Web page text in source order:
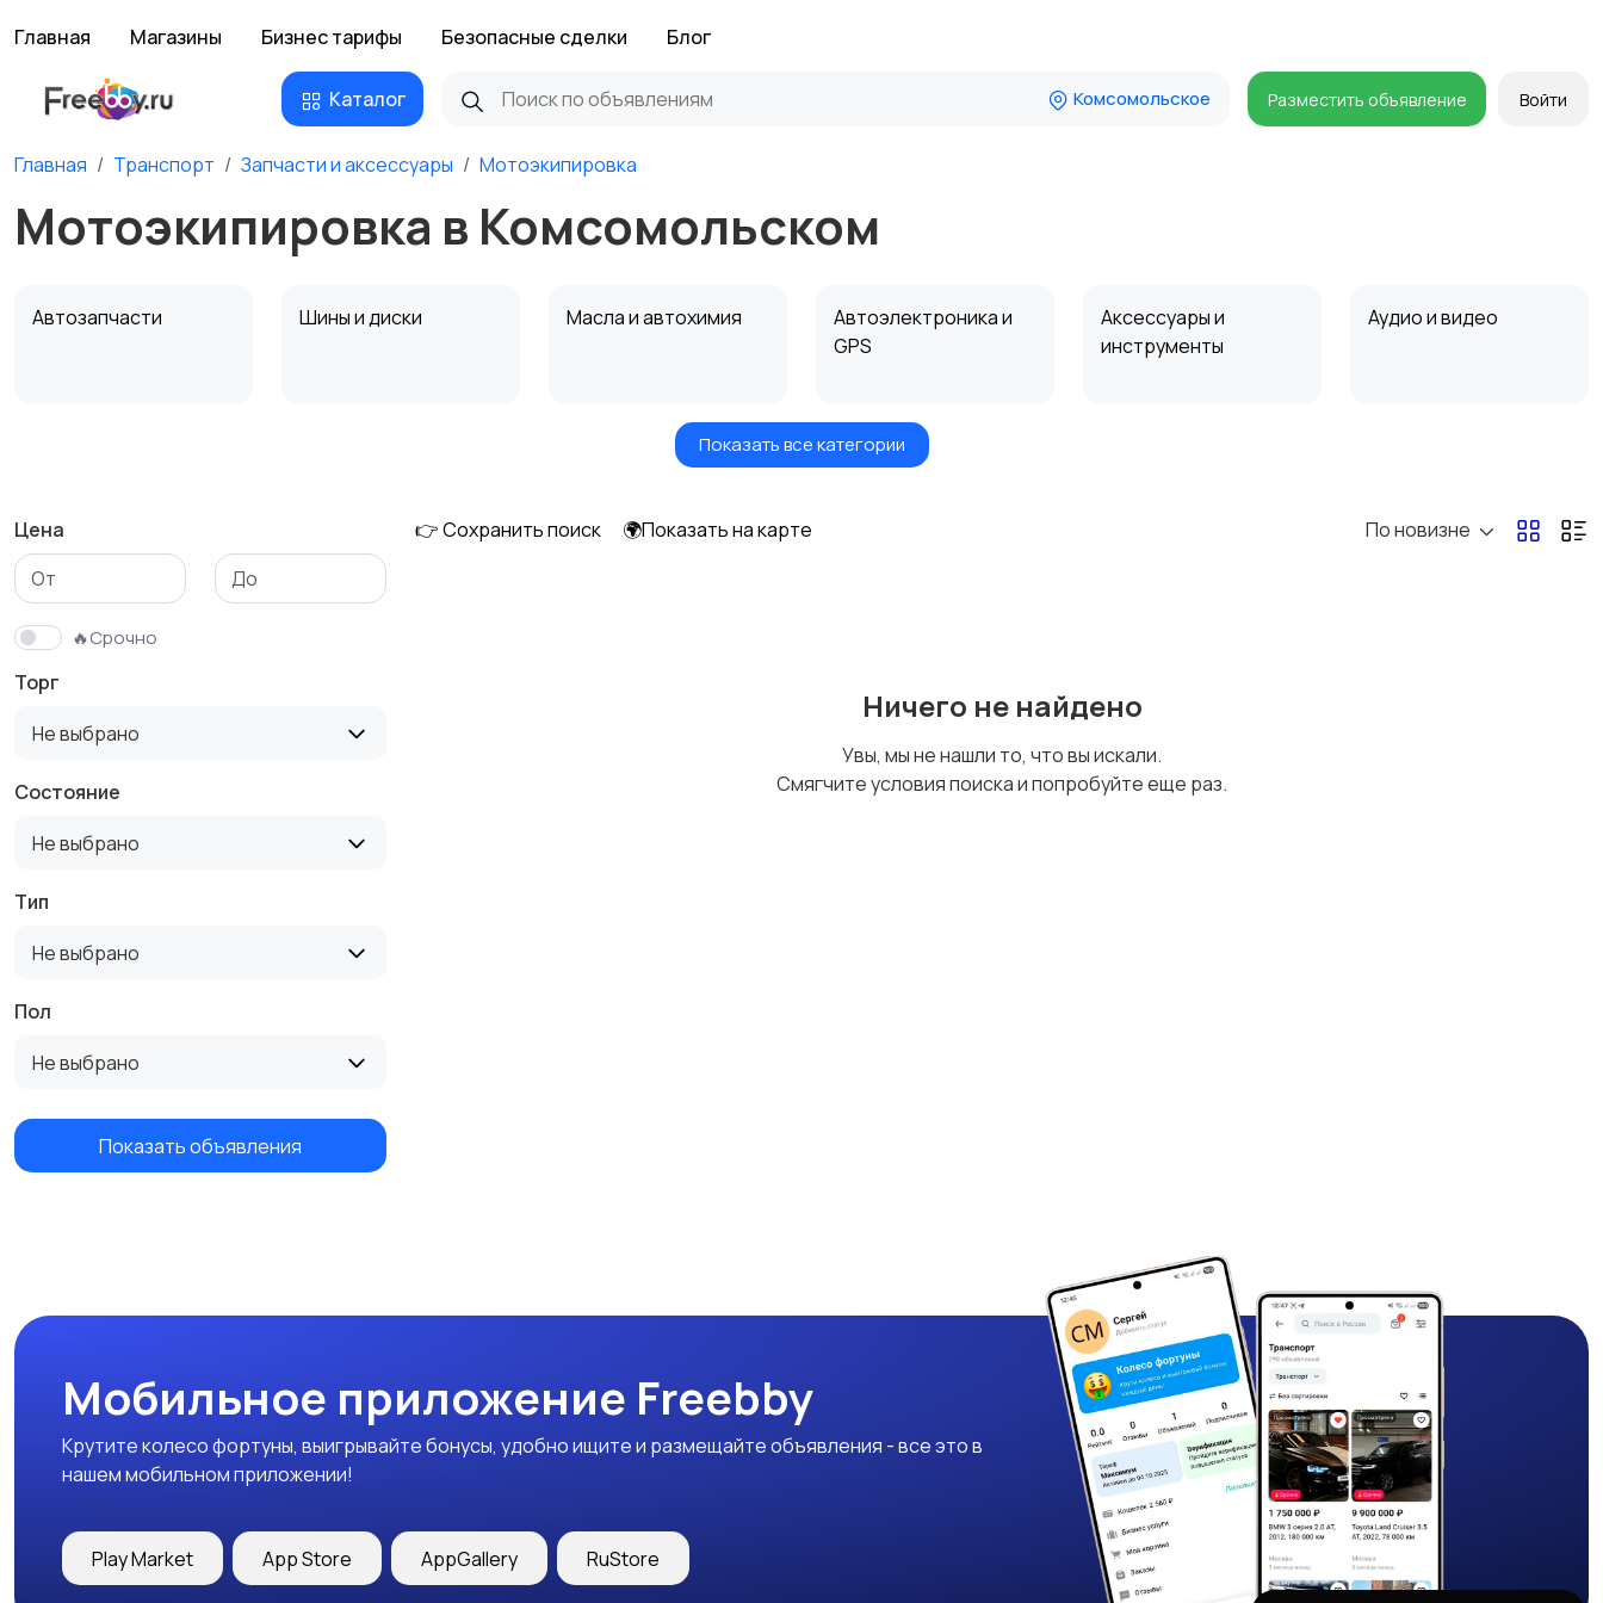
Главная Магазины Бизнес тарифы Безопасные сделки Блог
Каталог Комсомольское Разместить объявление Войти
Главная Транспорт Запчасти и аксессуары Мотоэкипировка
Мотоэкипировка в Комсомольском
Автозапчасти Шины и диски Масла и автохимия
Автоэлектроника и
GPS
Аксессуары и
инструменты
Аудио и видео
Мотоэкипировка
Другие запчасти
Показать все категории
Цена
🔥Срочно
Торг
Не выбрано
Состояние
Не выбрано
Тип
Не выбрано
Пол
Не выбрано
Показать объявления
👉 Сохранить поиск 🌍Показать на карте По новизне
Ничего не найдено
Увы, мы не нашли то, что вы искали.
Смягчите условия поиска и попробуйте еще раз.
Мобильное приложение Freebby
Крутите колесо фортуны, выигрывайте бонусы, удобно ищите и размещайте объявления - все это в
нашем мобильном приложении!
Play Market App Store AppGallery RuStore